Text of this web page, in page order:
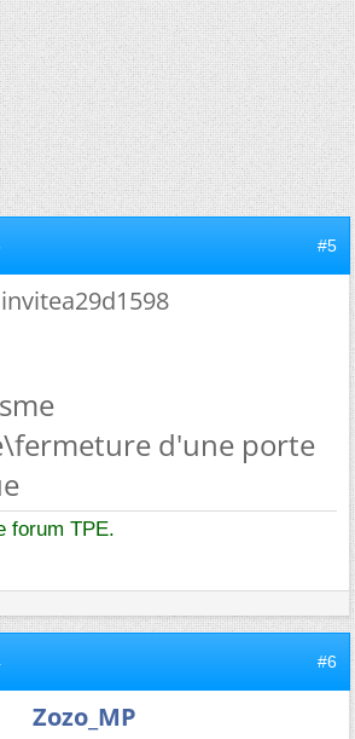
#5
invitea29d1598
d'une porte
forum TPE.
#6
Zozo_MP